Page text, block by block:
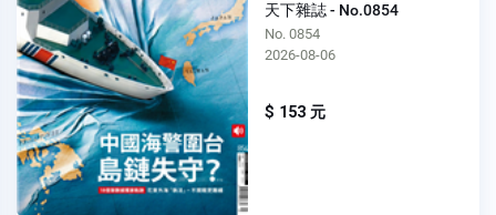
天下雜誌 - No.0854
No. 0854
2026-08-06
$ 153 元